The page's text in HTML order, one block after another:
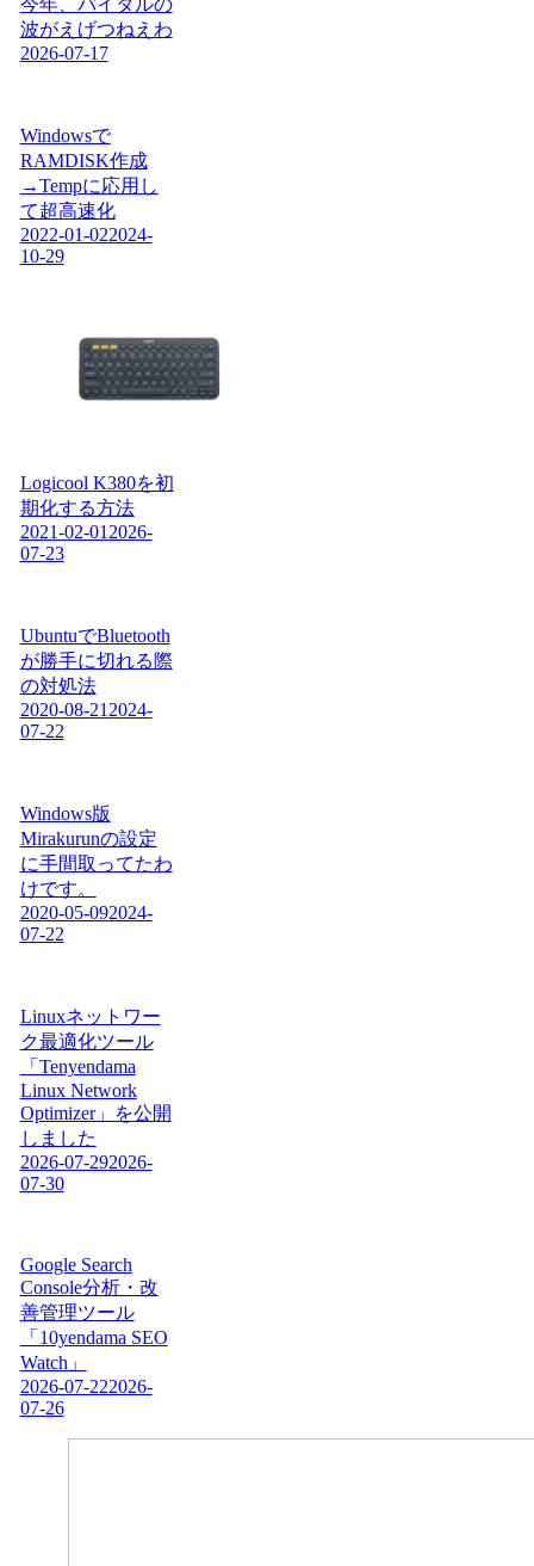
波がえげつねえわ
2026-07-17
Windowsで
RAMDISK作成
→Tempに応用し
て超高速化
2022-01-022024-
10-29
Logicool K380を初
期化する方法
2021-02-01 2026-
07-23
UbuntuでBluetooth
が勝手に切れる際
の対処法
2020-08-21 2024-
07-22
Windows版
Mirakurunの設定
に手間取ってたわ
けです。
2020-05-092024-
07-22
Linuxネットワー
ク最適化ツール
「Tenyendama
Linux Network
Optimizer」を公開
しました
2026-07-292026-
07-30
Google Search
Console分析・改
善管理ツール
「10yendama SEO
Watch」
2026-07-222026-
07-26